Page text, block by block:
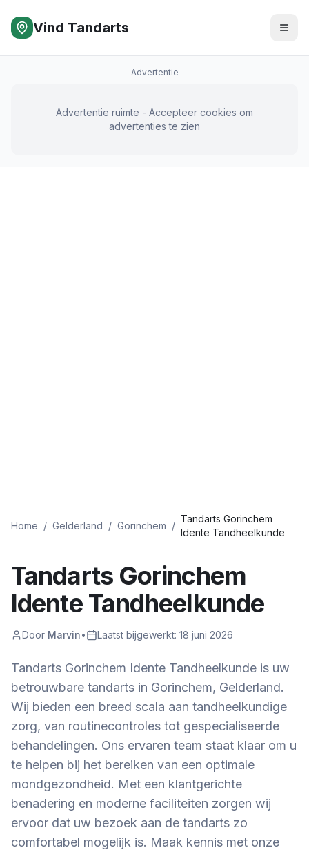
Vind Tandarts
Advertentie
Advertentie ruimte - Accepteer cookies om
advertenties te zien
Home / Gelderland / Gorinchem /
Tandarts Gorinchem
Idente Tandheelkunde
Tandarts Gorinchem
Idente Tandheelkunde
Door Marvin• Laatst bijgewerkt: 18 juni 2026
Tandarts Gorinchem Idente Tandheelkunde is uw
betrouwbare tandarts in Gorinchem, Gelderland.
Wij bieden een breed scala aan tandheelkundige
zorg, van routinecontroles tot gespecialiseerde
behandelingen. Ons ervaren team staat klaar om u
te helpen bij het bereiken van een optimale
mondgezondheid. Met een klantgerichte
benadering en moderne faciliteiten zorgen wij
ervoor dat uw bezoek aan de tandarts zo
comfortabel mogelijk is. Maak kennis met onze